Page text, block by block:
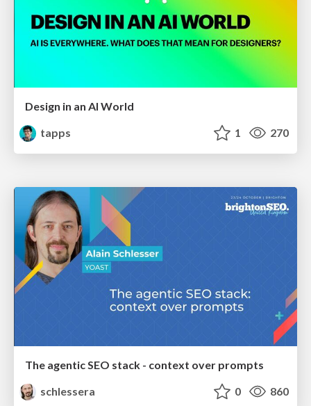
Design in an AI World
tapps
1 270
The agentic SEO stack - context over prompts
schlessera
0 860